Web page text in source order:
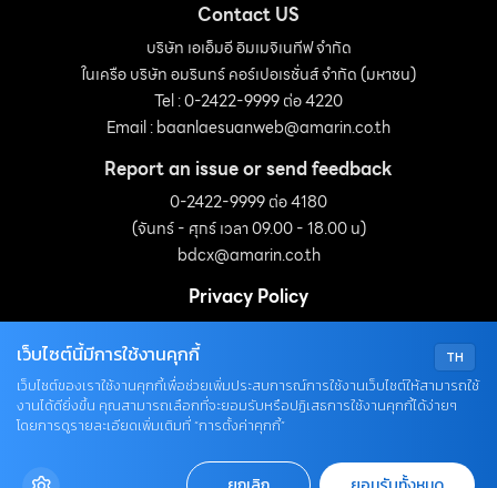
Contact US
บริษัท เอเอ็มอี อิมเมจิเนทีฟ จำกัด
ในเครือ บริษัท อมรินทร์ คอร์เปอเรชั่นส์ จำกัด (มหาชน)
Tel : 0-2422-9999 ต่อ 4220
Email :baanlaesuanweb@amarin.co.th
Report an issue or send feedback
0-2422-9999 ต่อ 4180
(จันทร์ - ศุกร์ เวลา 09.00 - 18.00 น)
bdcx@amarin.co.th
Privacy Policy
OUR SOCIALS
TH
เว็บไซต์นี้มีการใช้งานคุกกี้
เว็บไซต์ของเราใช้งานคุกกี้เพื่อช่วยเพิ่มประสบการณ์การใช้งานเว็บไซต์ให้สามารถใช้
งานได้ดียิ่งขึ้น คุณสามารถเลือกที่จะยอมรับหรือปฏิเสธการใช้งานคุกกี้ได้ง่ายๆ
โดยการดูรายละเอียดเพิ่มเติมที่ “การตั้งค่าคุกกี้”